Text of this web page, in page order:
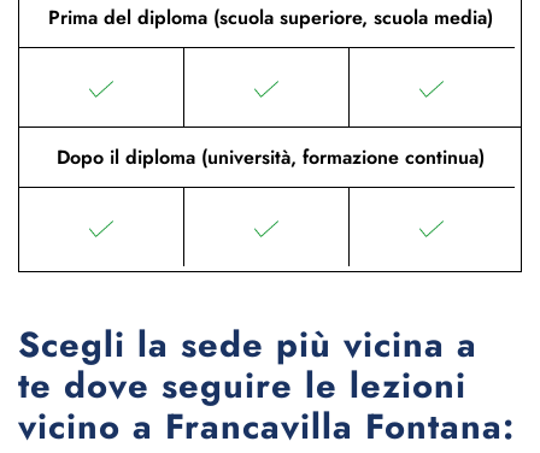
Prima del diploma (scuola superiore, scuola media)
Dopo il diploma (università, formazione continua)
Scegli la sede più vicina a
te dove seguire le lezioni
vicino a Francavilla Fontana: